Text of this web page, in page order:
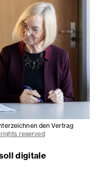
den Vertrag
reserved
digitale